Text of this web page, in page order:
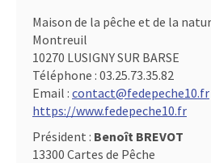
Maison de la pêche et de la
Montreuil
10270 LUSIGNY SUR BARSE
Téléphone : 03.25.73.35.82
Email : contact@fedepeche10.fr
https://www.fedepeche10.fr
Président : Benoît BREVOT
13300 Cartes de Pêche